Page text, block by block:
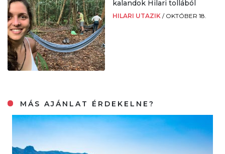
kalandok Hilari tollából
HILARI UTAZIK / OKTÓBER 18.
MÁS AJÁNLAT ÉRDEKELNE?